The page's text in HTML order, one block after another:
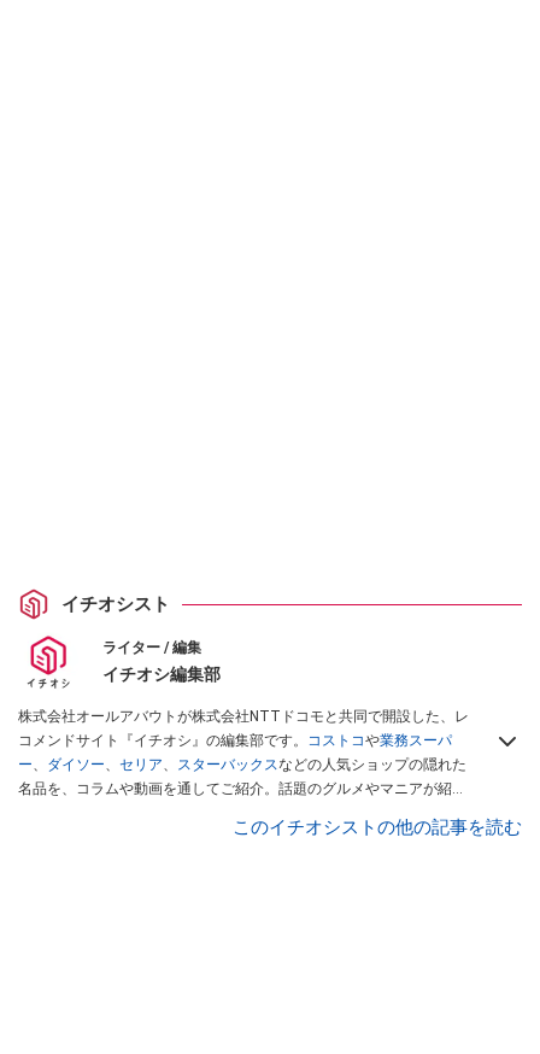
イチオシスト
ライター / 編集
イチオシ編集部
株式会社オールアバウトが株式会社NTTドコモと共同で開設した、レ
コメンドサイト『イチオシ』の編集部です。 コストコや業務スーパ
ー、 ダイソー、 セリア、 スターバックスなどの人気ショップの隠れた
名品を、コラムや動画を通してご紹介。話題のグルメやマニアが紹介
インフルエンサーが実際に使用してレビューしています。毎日トレン
このイチオシストの他の記事を読む